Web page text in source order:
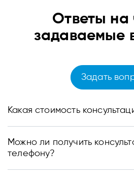
Ответы на
задаваемые
Задать
Какая стоимость
Можно ли получить
телефону?